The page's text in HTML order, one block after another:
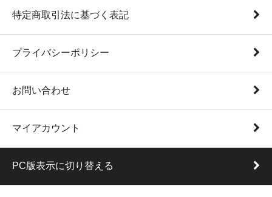
特定商取引法に基づく表記
プライバシーポリシー
お問い合わせ
マイアカウント
PC版表示に切り替える